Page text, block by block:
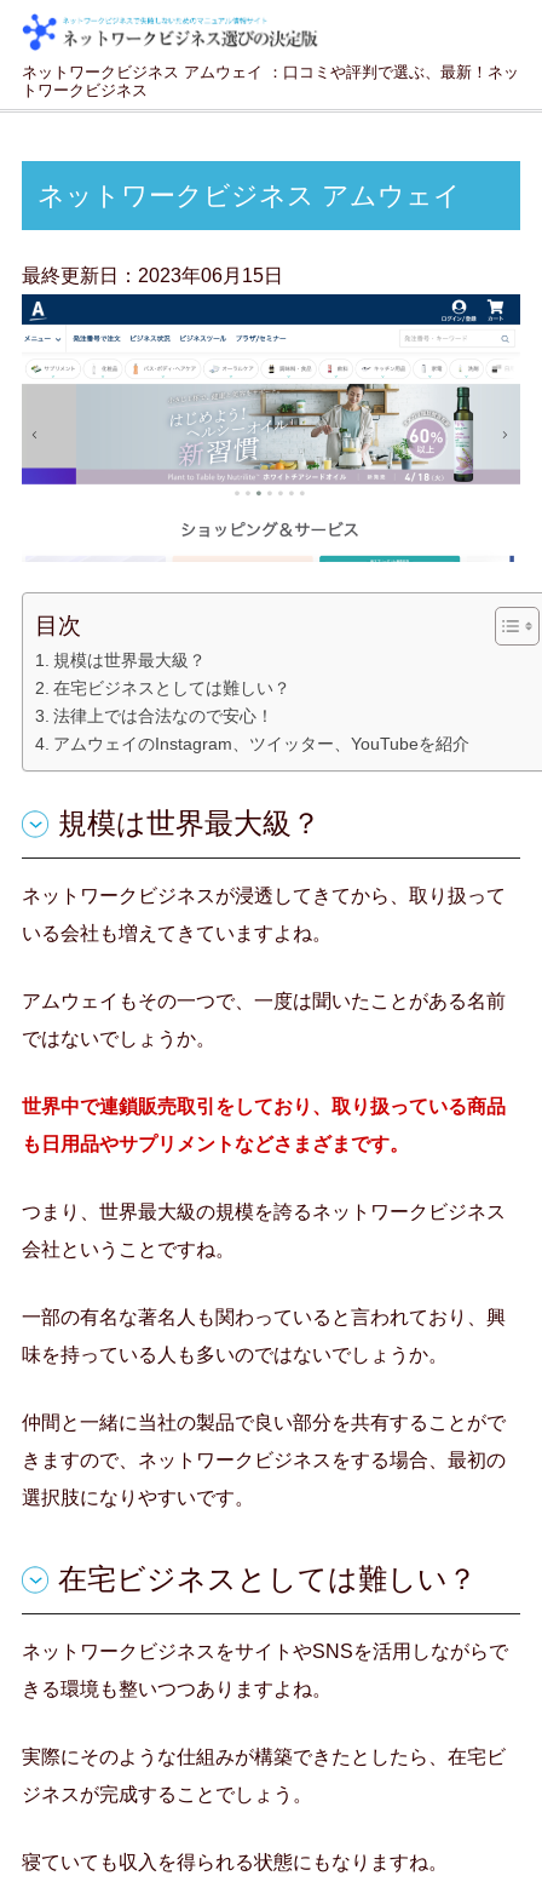
ネットワークビジネス アムウェイ ：口コミや評判で選ぶ、最新！ネッ
トワークビジネス
ネットワークビジネス アムウェイ
最終更新日： 2023年06月15日
目次
規模は世界最大級？
在宅ビジネスとしては難しい？
法律上では合法なので安心！
アムウェイのInstagram、ツイッター、YouTubeを紹介
規模は世界最大級？
ネットワークビジネスが浸透してきてから、取り扱って
いる会社も増えてきていますよね。
アムウェイもその一つで、一度は聞いたことがある名前
ではないでしょうか。
世界中で連鎖販売取引をしており、取り扱っている商品
も日用品やサプリメントなどさまざまです。
つまり、世界最大級の規模を誇るネットワークビジネス
会社ということですね。
一部の有名な著名人も関わっていると言われており、興
味を持っている人も多いのではないでしょうか。
仲間と一緒に当社の製品で良い部分を共有することがで
きますので、ネットワークビジネスをする場合、最初の
選択肢になりやすいです。
在宅ビジネスとしては難しい？
ネットワークビジネスをサイトやSNSを活用しながらで
きる環境も整いつつありますよね。
実際にそのような仕組みが構築できたとしたら、在宅ビ
ジネスが完成することでしょう。
寝ていても収入を得られる状態にもなりますね。